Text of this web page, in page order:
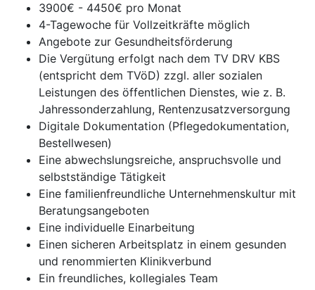
3900€ - 4450€ pro Monat
4-Tagewoche für Vollzeitkräfte möglich
Angebote zur Gesundheitsförderung
Die Vergütung erfolgt nach dem TV DRV KBS
(entspricht dem TVöD) zzgl. aller sozialen
Leistungen des öffentlichen Dienstes, wie z. B.
Jahressonderzahlung, Rentenzusatzversorgung
Digitale Dokumentation (Pflegedokumentation,
Bestellwesen)
Eine abwechslungsreiche, anspruchsvolle und
selbstständige Tätigkeit
Eine familienfreundliche Unternehmenskultur mit
Beratungsangeboten
Eine individuelle Einarbeitung
Einen sicheren Arbeitsplatz in einem gesunden
und renommierten Klinikverbund
Ein freundliches, kollegiales Team